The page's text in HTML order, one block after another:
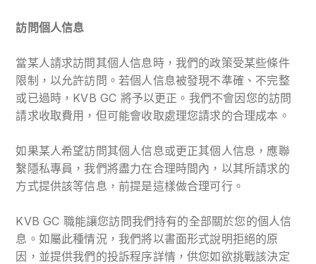
訪問個人信息
當某人請求訪問其個人信息時，我們的政策受某些條件
限制，以允許訪問。若個人信息被發現不準確、不完整
或已過時，KVB GC 將予以更正。我們不會因您的訪問
請求收取費用，但可能會收取處理您請求的合理成本。
如果某人希望訪問其個人信息或更正其個人信息，應聯
繫隱私專員，我們將盡力在合理時間內，以其所請求的
方式提供該等信息，前提是這樣做合理可行。
KVB GC 職能讓您訪問我們持有的全部關於您的個人信
息。如屬此種情況，我們將以書面形式說明拒絕的原
因，並提供我們的投訴程序詳情，供您如欲挑戰該決定